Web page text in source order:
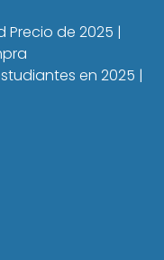
Precio de 2025 |
en 2025 |